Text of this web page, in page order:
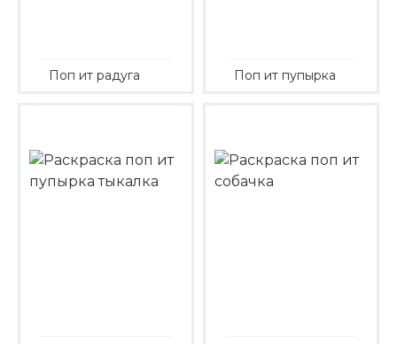
Поп ит радуга Поп ит пупырка